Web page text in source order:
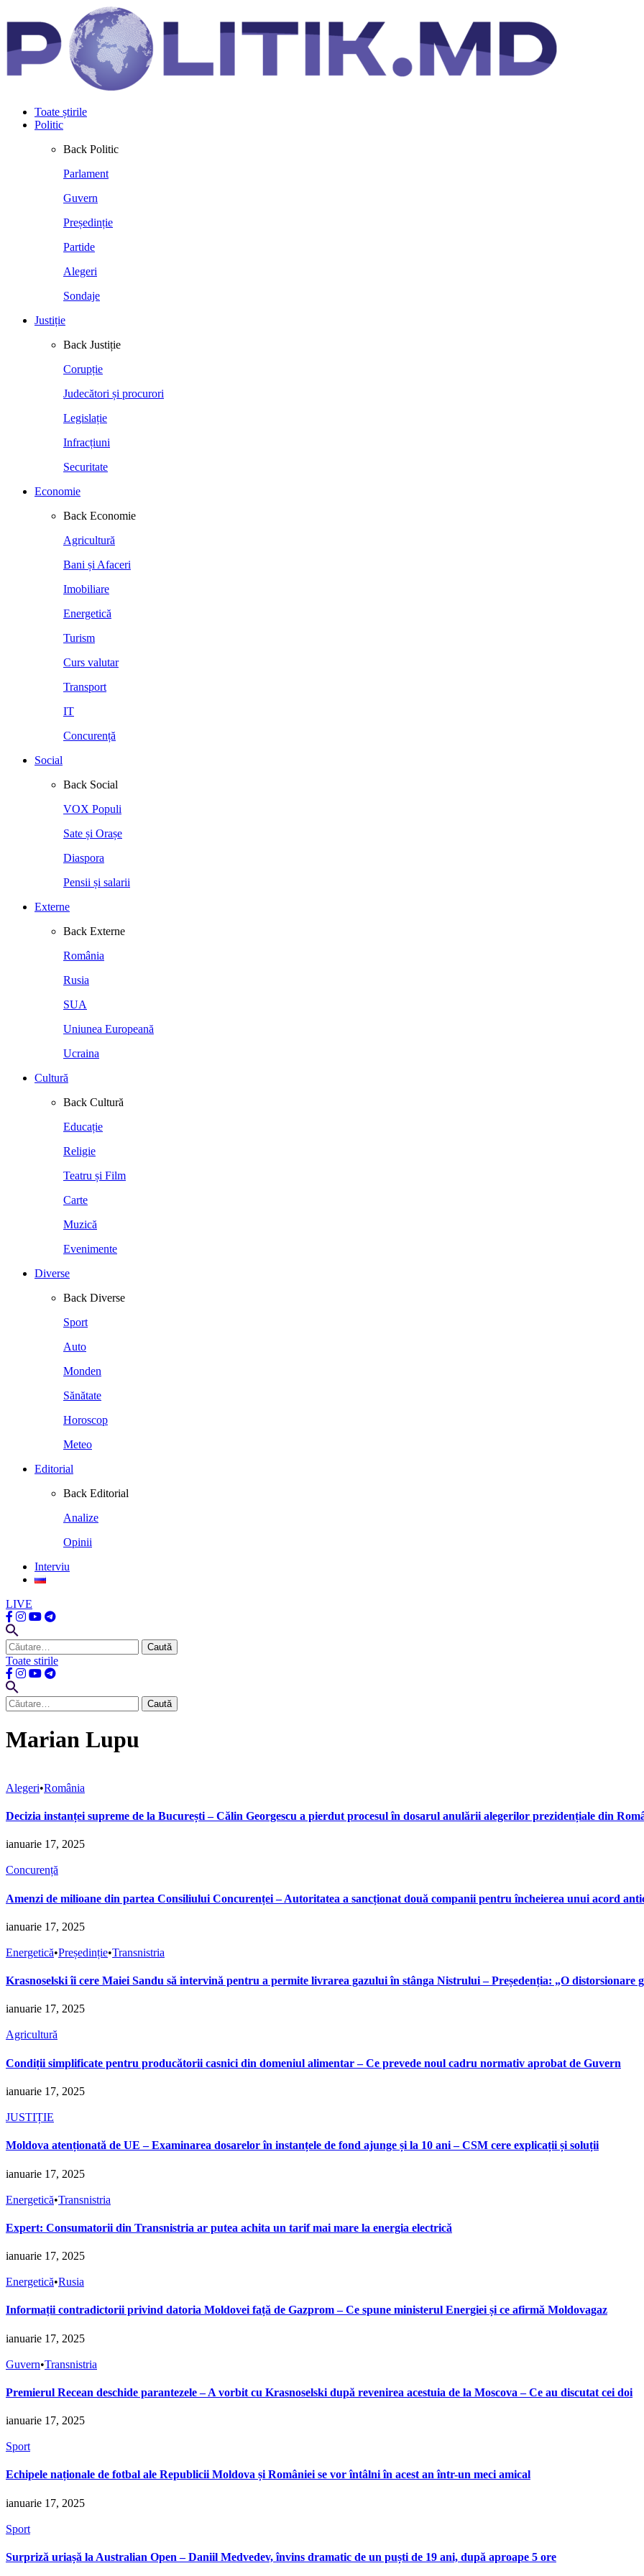
Toate știrile
Politic
Back Politic
Parlament
Guvern
Președinție
Partide
Alegeri
Sondaje
Justiție
Back Justiție
Corupție
Judecători și procurori
Legislație
Infracțiuni
Securitate
Economie
Back Economie
Agricultură
Bani și Afaceri
Imobiliare
Energetică
Turism
Curs valutar
Transport
IT
Concurență
Social
Back Social
VOX Populi
Sate și Orașe
Diaspora
Pensii și salarii
Externe
Back Externe
România
Rusia
SUA
Uniunea Europeană
Ucraina
Cultură
Back Cultură
Educație
Religie
Teatru și Film
Carte
Muzică
Evenimente
Diverse
Back Diverse
Sport
Auto
Monden
Sănătate
Horoscop
Meteo
Editorial
Back Editorial
Analize
Opinii
Interviu
LIVE
Caută
după:
Toate stirile
Caută
după:
Marian Lupu
Alegeri•România
Decizia instanței supreme de la București – Călin Georgescu a pierdut procesul în dosarul anulării alegerilor prezidențiale din
ianuarie 17, 2025
Concurență
Amenzi de milioane din partea Consiliului Concurenței – Autoritatea a sancționat două companii pentru încheierea unui acord
ianuarie 17, 2025
Energetică•Președinție•Transnistria
Krasnoselski îi cere Maiei Sandu să intervină pentru a permite livrarea gazului în stânga Nistrului – Președenția: „O distorsionare
ianuarie 17, 2025
Agricultură
Condiții simplificate pentru producătorii casnici din domeniul alimentar – Ce prevede noul cadru normativ aprobat de Guvern
ianuarie 17, 2025
JUSTIȚIE
Moldova atenționată de UE – Examinarea dosarelor în instanțele de fond ajunge și la 10 ani – CSM cere explicații și soluții
ianuarie 17, 2025
Energetică•Transnistria
Expert: Consumatorii din Transnistria ar putea achita un tarif mai mare la energia electrică
ianuarie 17, 2025
Energetică•Rusia
Informații contradictorii privind datoria Moldovei față de Gazprom – Ce spune ministerul Energiei și ce afirmă Moldovagaz
ianuarie 17, 2025
Guvern•Transnistria
Premierul Recean deschide parantezele – A vorbit cu Krasnoselski după revenirea acestuia de la Moscova – Ce au discutat cei doi
ianuarie 17, 2025
Sport
Echipele naționale de fotbal ale Republicii Moldova și României se vor întâlni în acest an într-un meci amical
ianuarie 17, 2025
Sport
Surpriză uriașă la Australian Open – Daniil Medvedev, învins dramatic de un puști de 19 ani, după aproape 5 ore